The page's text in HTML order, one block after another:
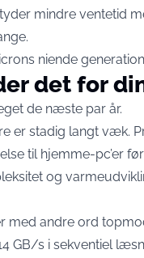
mindre ventetid
niende
det for
de næste par år.
er stadig langt væk.
til hjemme-pc’er
og
med andre ord
GB/s i sekventiel